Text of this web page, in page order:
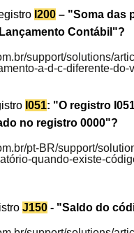
I200 – "Soma das
Contábil"?
support/solutions/
a-d-c-diferente-do-
I051: "O registro
no registro 0000"?
pt-BR/support/
quando-existe-
J150 - "Saldo do